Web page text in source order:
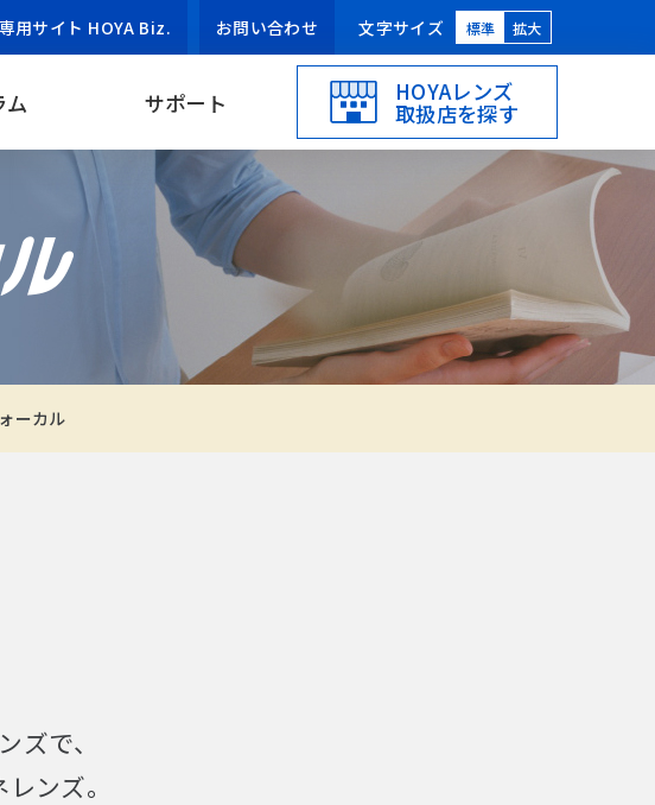
用サイト HOYA Biz. お問い合わせ 文字サイズ 標準 拡大
ム サポート HOYAレンズ
取扱店を探す
ーカル
で、
ンズ。